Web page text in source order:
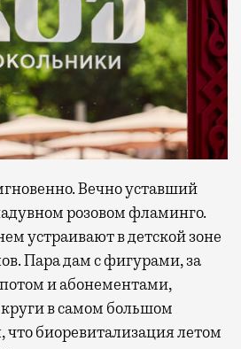
Вечно уставший
розовом фламинго.
устраивают в детской зоне
Пара дам с фигурами, за
и абонементами,
в самом большом
что биоревитализация летом